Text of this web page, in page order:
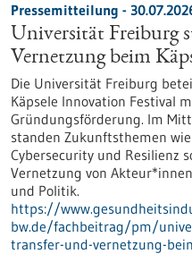
Pressemitteilung -
Universität Freiburg
Vernetzung beim
Die Universität Freiburg
Käpsele Innovation Festival
Gründungsförderung. Im
standen Zukunftsthemen
Cybersecurity und Resilienz
Vernetzung von
und Politik.
https://
bw.de/fachbeitrag/pm/
transfer-und-vernetzung-